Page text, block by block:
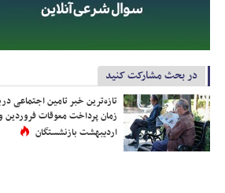
در بحث مشارکت کنید
تازه‌ترین خبر تامین اجتماعی
زمان پرداخت معوقات فروردین
اردیبهشت بازنشستگان